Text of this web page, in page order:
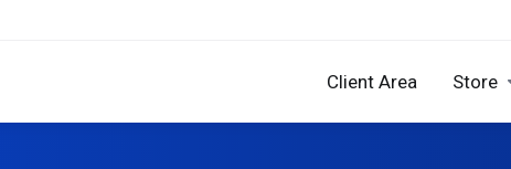
Client Area Store